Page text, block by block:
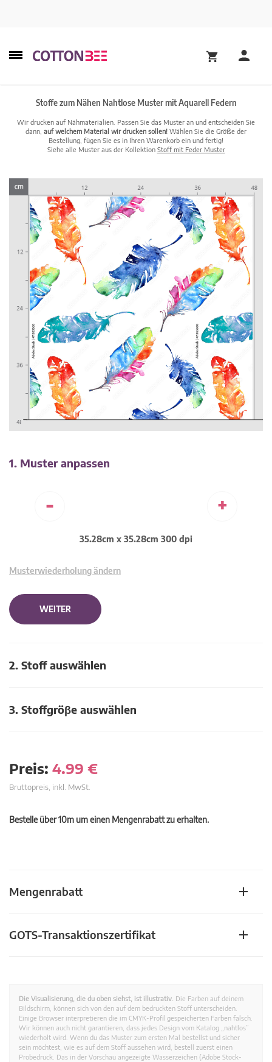
Stoffe zum Nähen Nahtlose Muster mit Aquarell Federn
Wir drucken auf Nähmaterialien. Passen Sie das Muster an und entscheiden Sie
dann, auf welchem Material wir drucken sollen! Wählen Sie die Größe der
Bestellung, fügen Sie es in Ihren Warenkorb ein und fertig!
Siehe alle Muster aus der Kollektion Stoff mit Feder Muster
1. Muster anpassen
- +
35.28cm x 35.28cm 300 dpi
Musterwiederholung ändern
WEITER
2. Stoff auswählen
3. Stoffgröβe auswählen
Preis: 4.99 €
Bruttopreis, inkl. MwSt.
Bestelle über 10m um einen Mengenrabatt zu erhalten.
Mengenrabatt
GOTS-Transaktionszertifikat
Die Visualisierung, die du oben siehst, ist illustrativ. Die Farben auf deinem
Bildschirm, können sich von den auf dem bedruckten Stoff unterscheiden.
Einige Browser interpretieren die im CMYK-Profil gespeicherten Farben falsch.
Wir können auch nicht garantieren, dass jedes Design vom Katalog „nahtlos”
wiederholt wird. Wenn du das Muster zum ersten Mal bestellst und sicher
sein möchtest, wie es auf dem Stoff aussehen wird, bestell zuerst einen
Probedruck. Das in der Vorschau angezeigte Wasserzeichen (Adobe Stock-